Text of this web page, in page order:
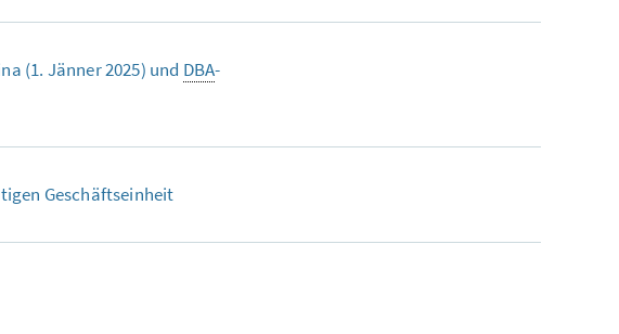
(1. Jänner 2025) und DBA-
Geschäftseinheit